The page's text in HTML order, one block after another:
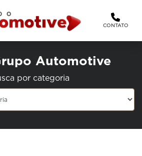
CONTATO
Automotive
por categoria